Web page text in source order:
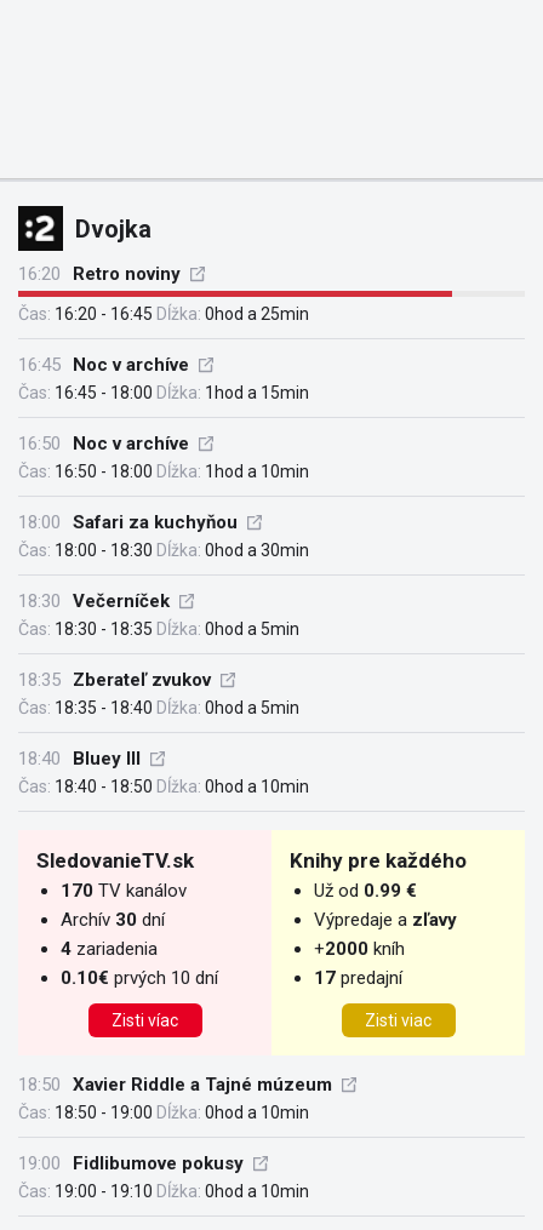
Dvojka
16:20 Retro noviny
Čas: 16:20 - 16:45 Dĺžka: 0hod a 25min
16:45 Noc v archíve
Čas: 16:45 - 18:00 Dĺžka: 1hod a 15min
16:50 Noc v archíve
Čas: 16:50 - 18:00 Dĺžka: 1hod a 10min
18:00 Safari za kuchyňou
Čas: 18:00 - 18:30 Dĺžka: 0hod a 30min
18:30 Večerníček
Čas: 18:30 - 18:35 Dĺžka: 0hod a 5min
18:35 Zberateľ zvukov
Čas: 18:35 - 18:40 Dĺžka: 0hod a 5min
18:40 Bluey III
Čas: 18:40 - 18:50 Dĺžka: 0hod a 10min
SledovanieTV.sk
170 TV kanálov
Archív 30 dní
4 zariadenia
0.10€ prvých 10 dní
Zisti víac
Knihy pre každého
Už od 0.99 €
Výpredaje a zľavy
+2000 kníh
17 predajní
Zisti viac
18:50 Xavier Riddle a Tajné múzeum
Čas: 18:50 - 19:00 Dĺžka: 0hod a 10min
19:00 Fidlibumove pokusy
Čas: 19:00 - 19:10 Dĺžka: 0hod a 10min